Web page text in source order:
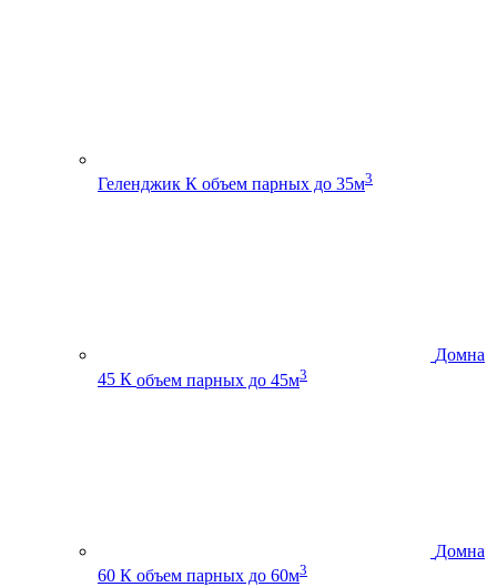
Геленджик К объем парных до 35м3
Домна
45 К объем парных до 45м3
Домна
60 К объем парных до 60м3